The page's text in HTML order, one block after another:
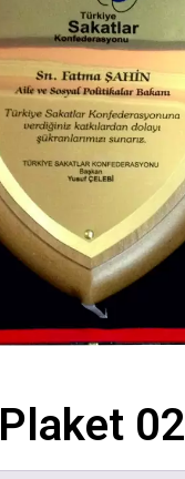
Plaket 02